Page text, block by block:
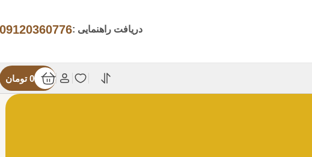
دریافت راهنمایی :09120360776
0 تومان